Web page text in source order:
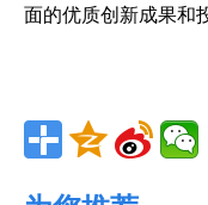
面的优质创新成果和